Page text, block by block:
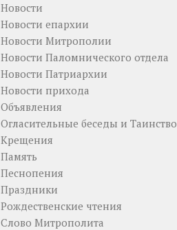
Новости
Новости епархии
Новости Митрополии
Новости Паломнического отдела
Новости Патриархии
Новости прихода
Объявления
Огласительные беседы и Таинство
Крещения
Память
Песнопения
Праздники
Рождественские чтения
Слово Митрополита